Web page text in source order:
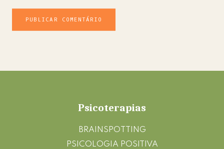
Psicoterapias
BRAINSPOTTING
PSICOLOGIA POSITIVA